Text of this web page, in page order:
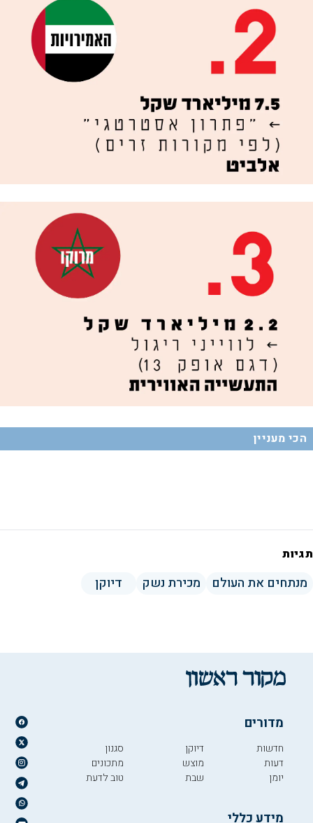
הכי מעניין
תגיות
מנתחים את העולם מכירת נשק דיוקן
מדורים
חדשות
דעות
יומן
דיוקן
מוצש
שבת
סגנון
מתכונים
טוב לדעת
מידע כללי